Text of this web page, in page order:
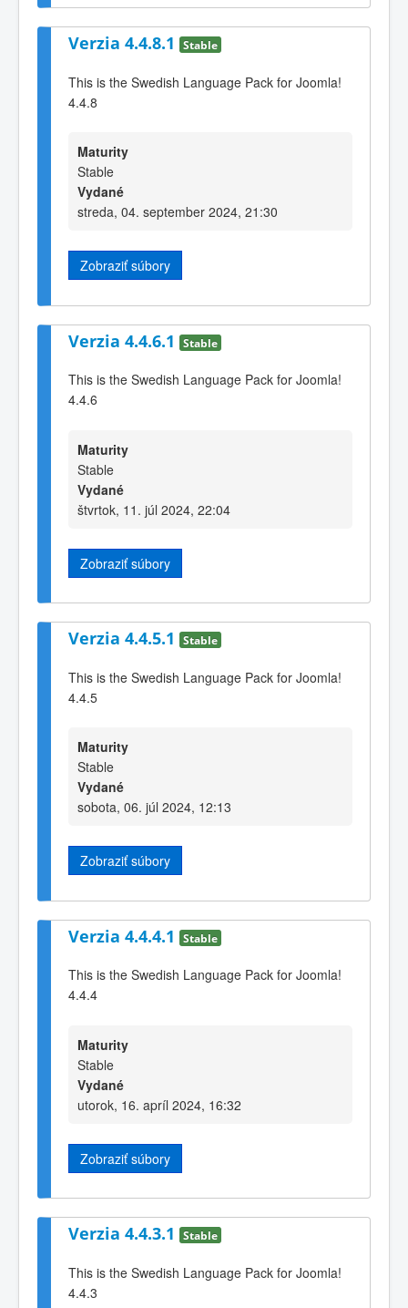
Verzia 4.4.8.1 Stable
This is the Swedish Language Pack for Joomla!
4.4.8
Maturity
Stable
Vydané
streda, 04. september 2024, 21:30
Zobraziť súbory
Verzia 4.4.6.1 Stable
This is the Swedish Language Pack for Joomla!
4.4.6
Maturity
Stable
Vydané
štvrtok, 11. júl 2024, 22:04
Zobraziť súbory
Verzia 4.4.5.1 Stable
This is the Swedish Language Pack for Joomla!
4.4.5
Maturity
Stable
Vydané
sobota, 06. júl 2024, 12:13
Zobraziť súbory
Verzia 4.4.4.1 Stable
This is the Swedish Language Pack for Joomla!
4.4.4
Maturity
Stable
Vydané
utorok, 16. apríl 2024, 16:32
Zobraziť súbory
Verzia 4.4.3.1 Stable
This is the Swedish Language Pack for Joomla!
4.4.3